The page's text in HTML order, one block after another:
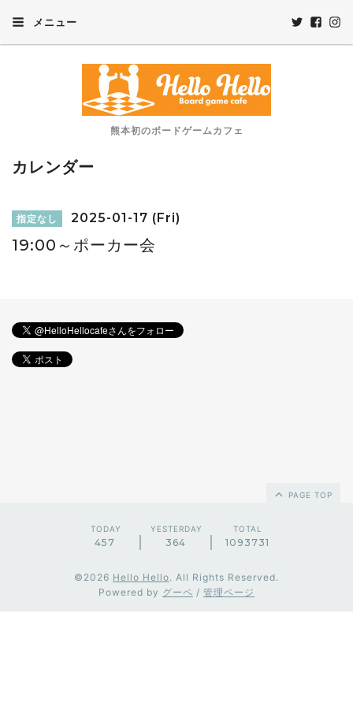
メニュー
熊本初のボードゲームカフェ
カレンダー
指定なし 2025-01-17 (Fri)
19:00～ポーカー会
PAGE TOP
TODAY
457
YESTERDAY
364
TOTAL
1093731
©2026 Hello Hello. All Rights Reserved.
Powered by グーペ / 管理ページ